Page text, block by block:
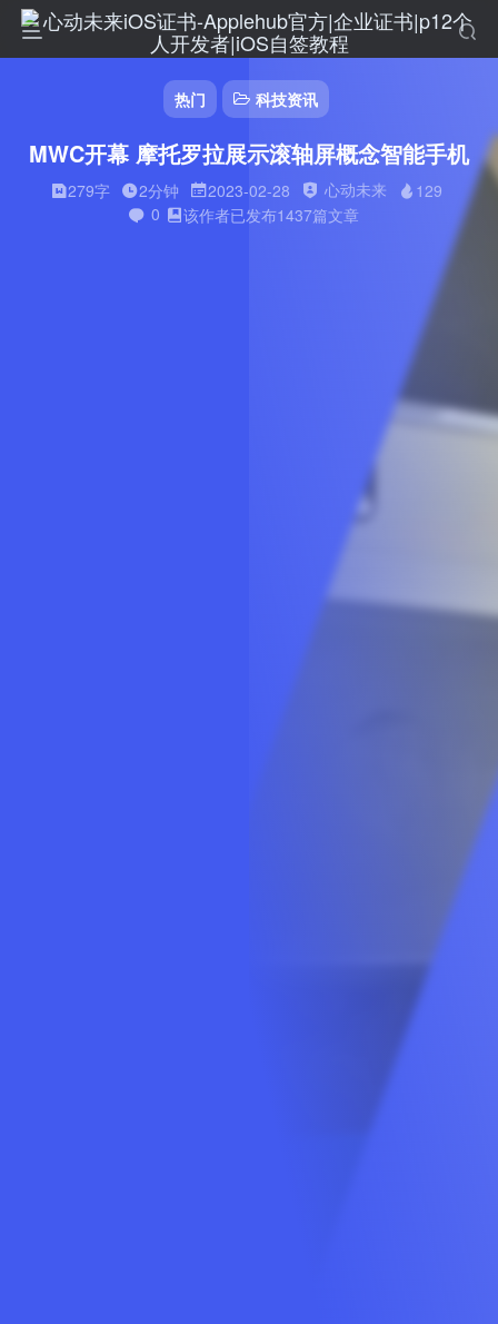
热门 科技资讯
MWC开幕 摩托罗拉展示滚轴屏概念智能手机
279字 2分钟 2023-02-28 心动未来
129
0
该作者已发布1437篇文章